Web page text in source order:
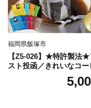
福岡県飯塚市
【Z5-026】★特許製法★
スト投函／きれいなコー
ドリップバッグ9種セット
袋)ゆうパケットでお届